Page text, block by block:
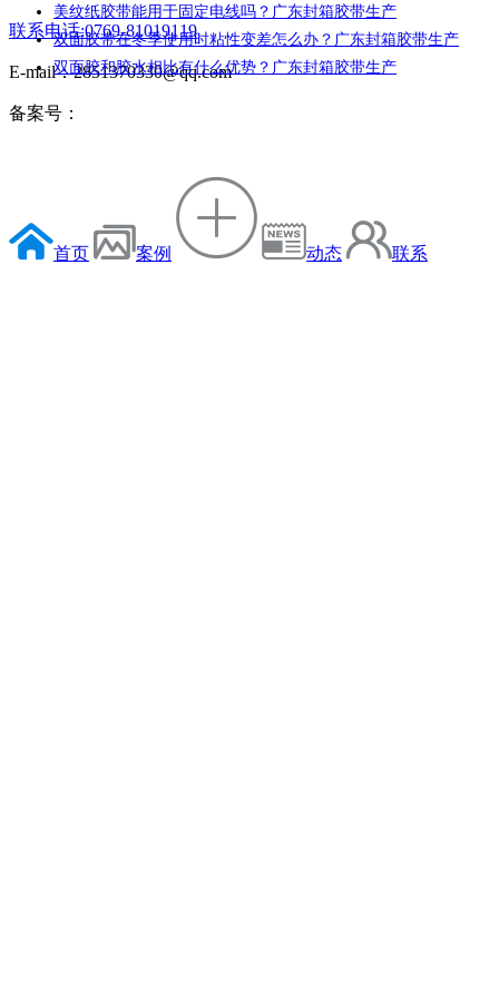
美纹纸胶带能用于固定电线吗？广东封箱胶带生产
双面胶带在冬季使用时粘性变差怎么办？广东封箱胶带生产
双面胶和胶水相比有什么优势？广东封箱胶带生产
联系电话:0769-81019119
E-mail：2851370330@qq.com
备案号：
首页 案例 动态 联系